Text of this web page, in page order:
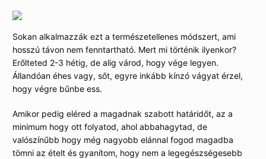
Sokan alkalmazzák ezt a természetellenes módszert, ami
hosszú távon nem fenntartható. Mert mi történik ilyenkor?
Erőlteted 2-3 hétig, de alig várod, hogy vége legyen.
Állandóan éhes vagy, sőt, egyre inkább kínzó vágyat érzel,
hogy végre bűnbe ess.
Amikor pedig eléred a magadnak szabott határidőt, az a
minimum hogy ott folyatod, ahol abbahagytad, de
valószínűbb hogy még nagyobb elánnal fogod magadba
tömni az ételt és gyanítom, hogy nem a legegészségesebb